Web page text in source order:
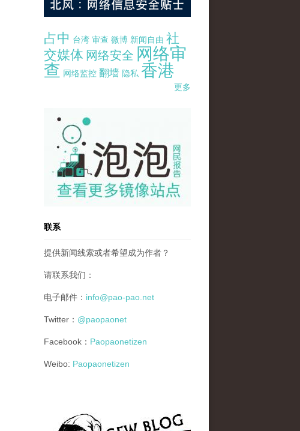
占中 台湾 审查 微博 新闻自由 社
交媒体 网络安全 网络审
查 网络监控 翻墙 隐私 香港
更多
pao-pao-banner-mirror-site-120814.jpg
联系
提供新闻线索或者希望成为作者？
请联系我们：
电子邮件： info@pao-pao.net
Twitter： @paopaonet
Facebook： Paopaonetizen
Weibo: Paopaonetizen
gfw_blog_small.jpg